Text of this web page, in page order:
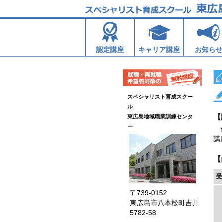
認定講座 キャリア講座 お知らせ
講
スペシャリスト育成スクー
ル
東広島地域職業訓練センタ
ー
〒739-0152
東広島市八本松町吉川
5782-58